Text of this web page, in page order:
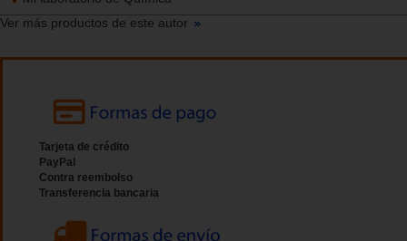
Ver más productos de este autor
Tarjeta de crédito
PayPal
Contra reembolso
Transferencia bancaria